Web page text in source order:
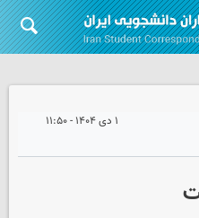
۱ دی ۱۴۰۴ - ۱۱:۵۰